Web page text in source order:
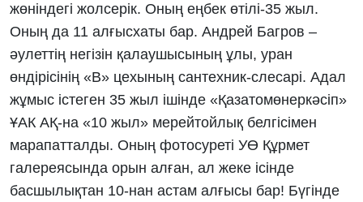
жөніндегі жолсерік. Оның еңбек өтілі-35 жыл.
Оның да 11 алғысхаты бар. Андрей Багров –
әулеттің негізін қалаушысының ұлы, уран
өндірісінің «В» цехының сантехник-слесарі. Адал
жұмыс істеген 35 жыл ішінде «Қазатомөнеркәсіп»
ҰАК АҚ-на «10 жыл» мерейтойлық белгісімен
марапатталды. Оның фотосуреті УӨ Құрмет
галереясында орын алған, ал жеке ісінде
басшылықтан 10-нан астам алғысы бар! Бүгінде